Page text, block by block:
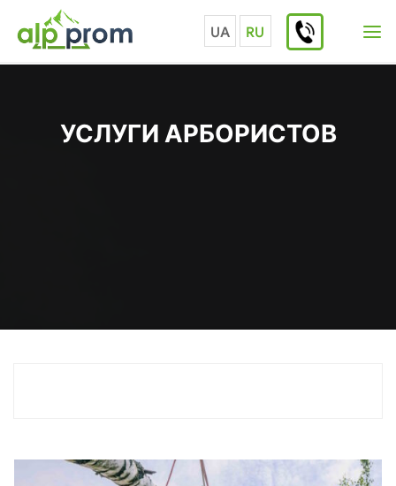
содержимому
UA RU
УСЛУГИ АРБОРИСТОВ